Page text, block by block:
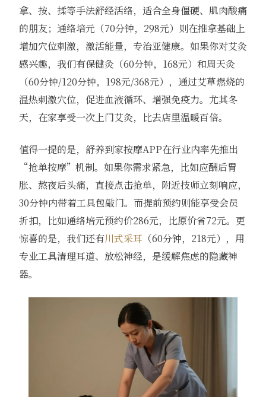
拿、按、揉等手法舒经活络，适合全身僵硬、肌肉酸痛
的朋友；通络培元（70分钟，298元）则在推拿基础上
增加穴位刺激，激活能量，专治亚健康。如果你对艾灸
感兴趣，我们有保健灸（60分钟，168元）和周天灸
（60分钟/120分钟，198元/368元），通过艾草燃烧的
温热刺激穴位，促进血液循环、增强免疫力。尤其冬
天，在家享受一次上门艾灸，比去店里温暖百倍。
值得一提的是，舒养到家按摩APP在行业内率先推出
“抢单按摩”机制。如果你需求紧急，比如应酬后胃
胀、熬夜后头痛，直接点击抢单，附近技师立刻响应，
30分钟内带着工具包敲门。而提前预约则能享受会员
折扣，比如通络培元预约价286元，比原价省72元。更
惊喜的是，我们还有川式采耳 （60分钟，218元），用
专业工具清理耳道、放松神经，是缓解焦虑的隐藏神
器。